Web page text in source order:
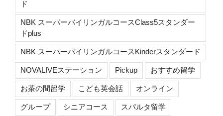
ド
NBK スーパーバイリンガルコースClass5スタンダー
ドplus
NBK スーパーバイリンガルコースKinderスタンダード
NOVALIVEステーション Pickup おすすめ留学
お茶の間留学 こども英会話 オンライン
グループ シニアコース スパルタ留学